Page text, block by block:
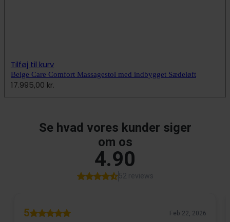
Tilføj til kurv
Beige Care Comfort Massagestol med indbygget Sædeløft
17.995,00 kr.